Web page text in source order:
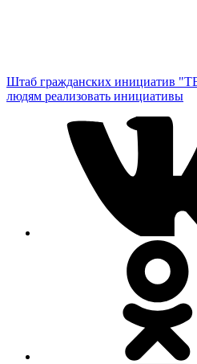
Штаб гражданских инициатив
людям реализовать инициативы